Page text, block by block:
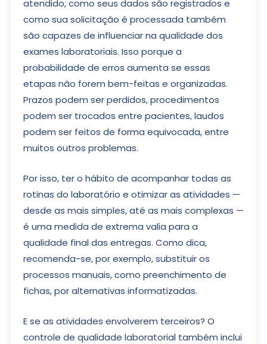
atendido, como seus dados são registrados e
como sua solicitação é processada também
são capazes de influenciar na qualidade dos
exames laboratoriais. Isso porque a
probabilidade de erros aumenta se essas
etapas não forem bem-feitas e organizadas.
Prazos podem ser perdidos, procedimentos
podem ser trocados entre pacientes, laudos
podem ser feitos de forma equivocada, entre
muitos outros problemas.
Por isso, ter o hábito de acompanhar todas as
rotinas do laboratório e otimizar as atividades —
desde as mais simples, até as mais complexas —
é uma medida de extrema valia para a
qualidade final das entregas. Como dica,
recomenda-se, por exemplo, substituir os
processos manuais, como preenchimento de
fichas, por alternativas informatizadas.
E se as atividades envolverem terceiros? O
controle de qualidade laboratorial também inclui